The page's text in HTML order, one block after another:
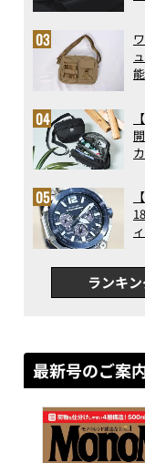
ランキ
最新号のご案